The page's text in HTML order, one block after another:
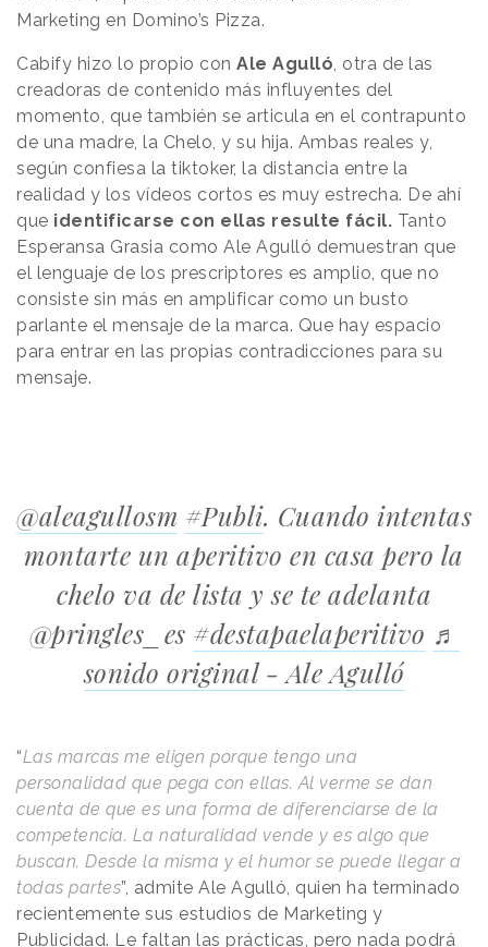
Marketing en Domino’s Pizza.
Cabify hizo lo propio con Ale Agulló, otra de las
creadoras de contenido más influyentes del
momento, que también se articula en el contrapunto
de una madre, la Chelo, y su hija. Ambas reales y,
según confiesa la tiktoker, la distancia entre la
realidad y los vídeos cortos es muy estrecha. De ahí
que identificarse con ellas resulte fácil. Tanto
Esperansa Grasia como Ale Agulló demuestran que
el lenguaje de los prescriptores es amplio, que no
consiste sin más en amplificar como un busto
parlante el mensaje de la marca. Que hay espacio
para entrar en las propias contradicciones para su
mensaje.
@aleagullosm #Publi. Cuando intentas
montarte un aperitivo en casa pero la
chelo va de lista y se te adelanta
@pringles_es #destapaelaperitivo ♬
sonido original - Ale Agulló
“Las marcas me eligen porque tengo una
personalidad que pega con ellas. Al verme se dan
cuenta de que es una forma de diferenciarse de la
competencia. La naturalidad vende y es algo que
buscan. Desde la misma y el humor se puede llegar a
todas partes”, admite Ale Agulló, quien ha terminado
recientemente sus estudios de Marketing y
Publicidad. Le faltan las prácticas, pero nada podrá